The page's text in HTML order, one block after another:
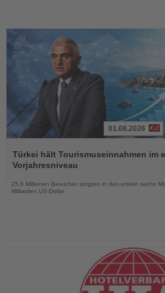
Sie
die
Nachrichten
01.08.2026
Türkei hält Tourismuseinnahmen im
Vorjahresniveau
25,8 Millionen Besucher sorgten in den ersten sechs
Milliarden US-Dollar